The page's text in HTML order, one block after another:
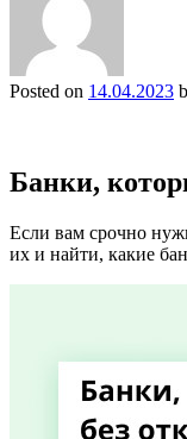
Posted on 14.04.2023
Банки,
Если вам срочно
их и найти, какие